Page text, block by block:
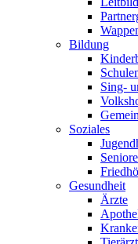
Bildung
Sing-
Soziales
Gesundheit
Ärzte